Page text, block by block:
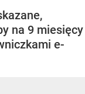
na 9 miesięcy
e-